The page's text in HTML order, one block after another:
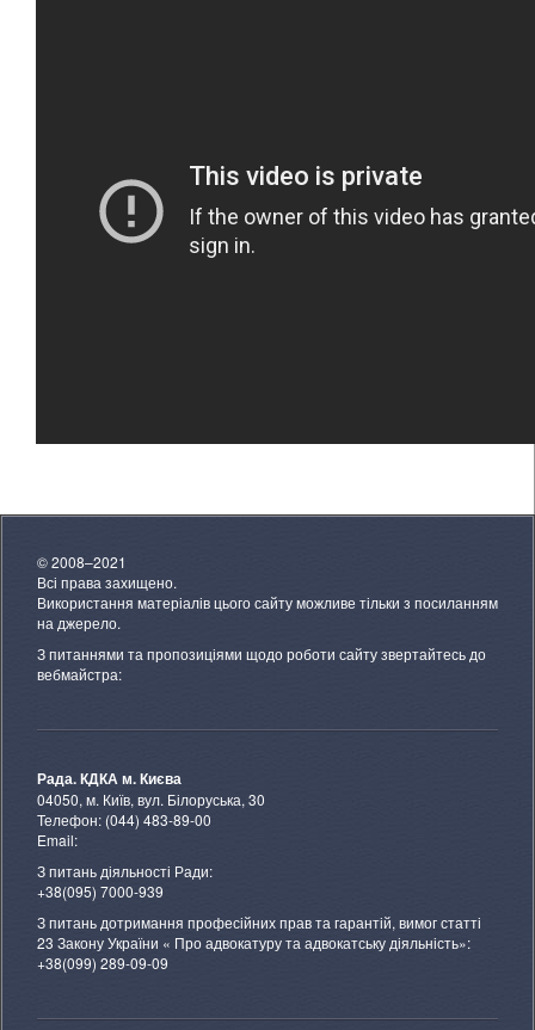
© 2008–2021
Всі права захищено.
Використання матеріалів цього сайту можливе тільки з посиланням
на джерело.
З питаннями та пропозиціями щодо роботи сайту звертайтесь до
вебмайстра:
Рада. КДКА м. Києва
04050, м. Київ, вул. Білоруська, 30
Телефон: (044) 483-89-00
Email:
З питань діяльності Ради:
+38(095) 7000-939
З питань дотримання професійних прав та гарантій, вимог статті
23 Закону України « Про адвокатуру та адвокатську діяльність»:
+38(099) 289-09-09